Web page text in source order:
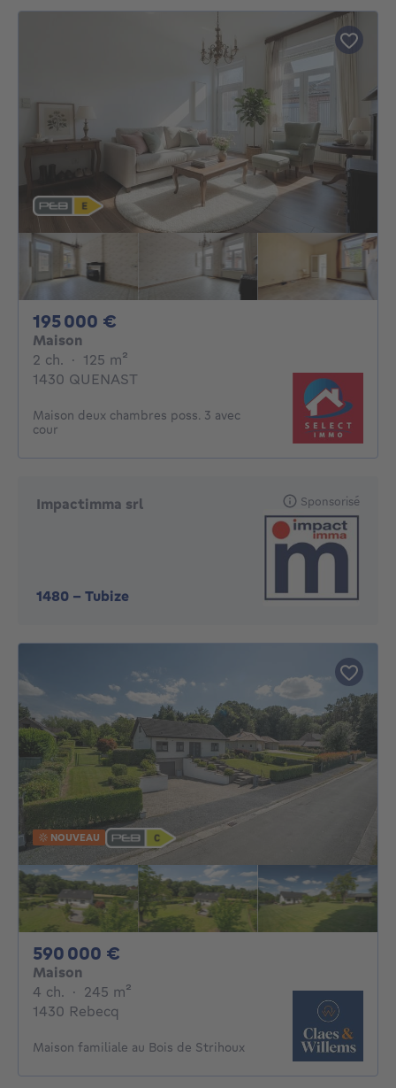
195 000 €
Maison
2 ch. 2 chambres
· 125 m²
1430 QUENAST
Maison deux chambres poss. 3 avec
cour
Impactimma srl
1480 - Tubize
Sponsorisé
NOUVEAU
590 000 €
Maison
4 ch. 4 chambres
· 245 m²
1430 Rebecq
Maison familiale au Bois de Strihoux